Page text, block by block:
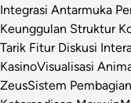
Integrasi Antarmuka
Keunggulan Struktur
Tarik Fitur Diskusi
KasinoVisualisasi
ZeusSistem